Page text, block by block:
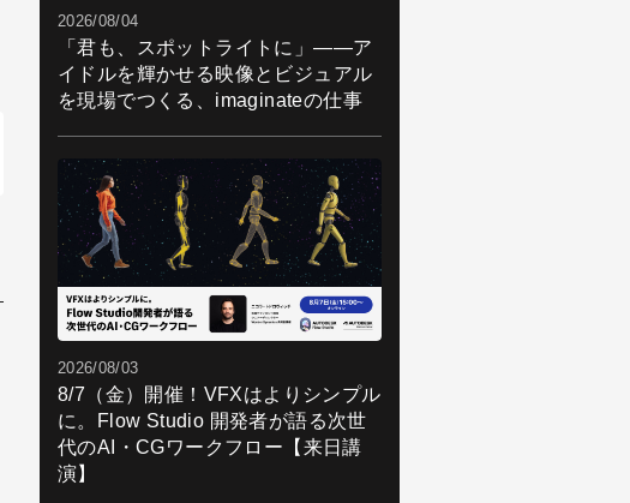
2026/08/04
「君も、スポットライトに」――ア
イドルを輝かせる映像とビジュアル
を現場でつくる、imaginateの仕事
2026/08/03
8/7（金）開催！VFXはよりシンプル
に。Flow Studio 開発者が語る次世
代のAI・CGワークフロー【来日講
演】